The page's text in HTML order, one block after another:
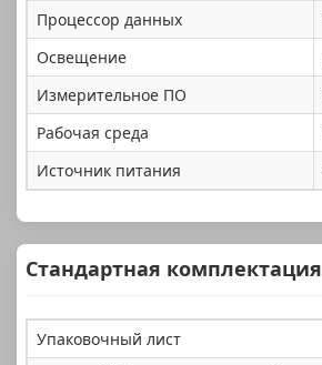
Процессор данных
Освещение
Измерительное ПО
Рабочая среда
Источник питания
Стандартная комплектация
Упаковочный лист